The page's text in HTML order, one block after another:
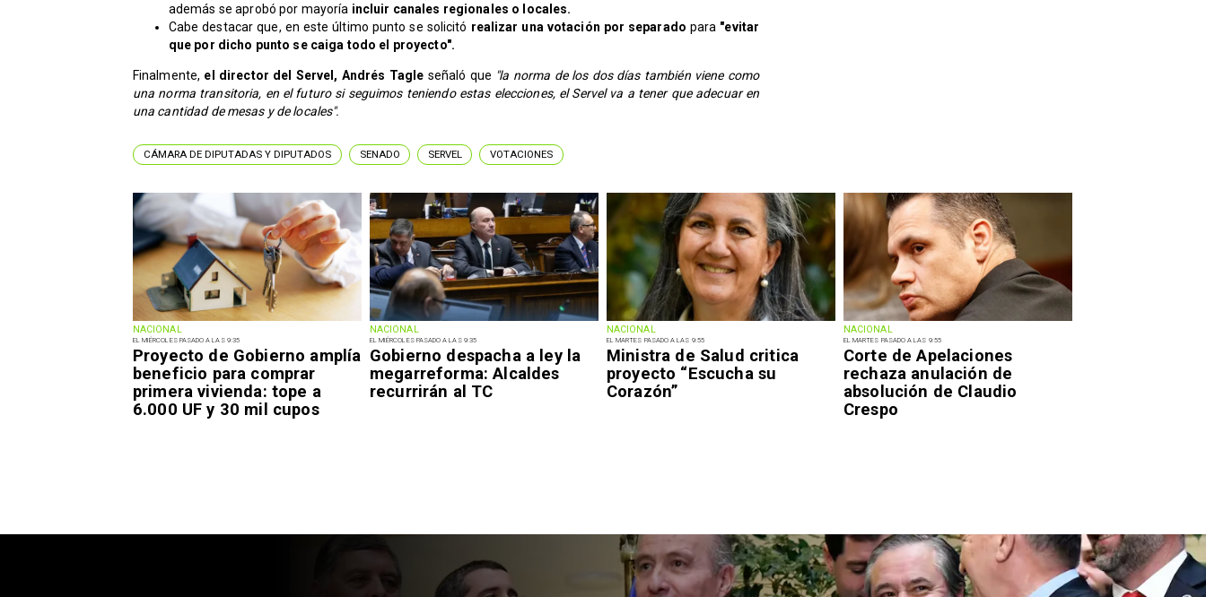
NACIONAL
EL MIÉRCOLES PASADO A LAS 9:35
Proyecto de Gobierno amplía
beneficio para comprar
primera vivienda: tope a
6.000 UF y 30 mil cupos
NACIONAL
EL MIÉRCOLES PASADO A LAS 9:35
Gobierno despacha a ley la
megarreforma: Alcaldes
recurrirán al TC
NACIONAL
EL MARTES PASADO A LAS 9:55
Ministra de Salud critica
proyecto “Escucha su
Corazón”
NACIONAL
EL MARTES PASADO A LAS 9:55
Corte de Apelaciones
rechaza anulación de
absolución de Claudio
Crespo
además se aprobó por mayoría incluir canales regionales o locales.
Cabe destacar que, en este último punto se solicitó realizar una votación por separado para "evitar
que por dicho punto se caiga todo el proyecto".
Finalmente, el director del Servel, Andrés Tagle señaló que "la norma de los dos días también viene como
una norma transitoria, en el futuro si seguimos teniendo estas elecciones, el Servel va a tener que adecuar en
una cantidad de mesas y de locales".
CÁMARA DE DIPUTADAS Y DIPUTADOS SENADO SERVEL VOTACIONES